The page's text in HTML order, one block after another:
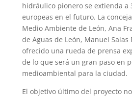
hidráulico pionero se extienda a
europeas en el futuro. La
Medio Ambiente de León, Ana
de Aguas de León, Manuel Salas
ofrecido una rueda de prensa
de lo que será un gran paso en
medioambiental para la ciudad.
El objetivo último del proyecto